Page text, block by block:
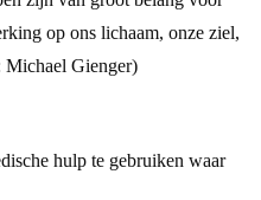
op ons lichaam, onze ziel,
Michael Gienger)
hulp te gebruiken waar